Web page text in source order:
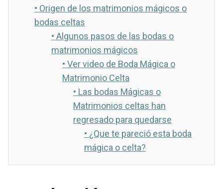
• Origen de los matrimonios mágicos o
bodas celtas
• Algunos pasos de las bodas o
matrimonios mágicos
• Ver video de Boda Mágica o
Matrimonio Celta
• Las bodas Mágicas o
Matrimonios celtas han
regresado para quedarse
• ¿Que te pareció esta boda
mágica o celta?